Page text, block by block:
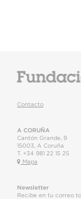
Contacto
A CORUÑA
Cantón Grande, 9
15003
A Coruña
T. +34 981 22 15 25
Mapa
Newsletter
Recibe en tu correo